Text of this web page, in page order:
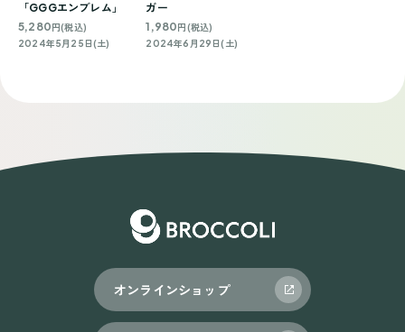
「GGGエンブレム」
5,280 円(税込)
2024年5月25日(土)
ガー
1,980 円(税込)
2024年6月29日(土)
オンラインショップ